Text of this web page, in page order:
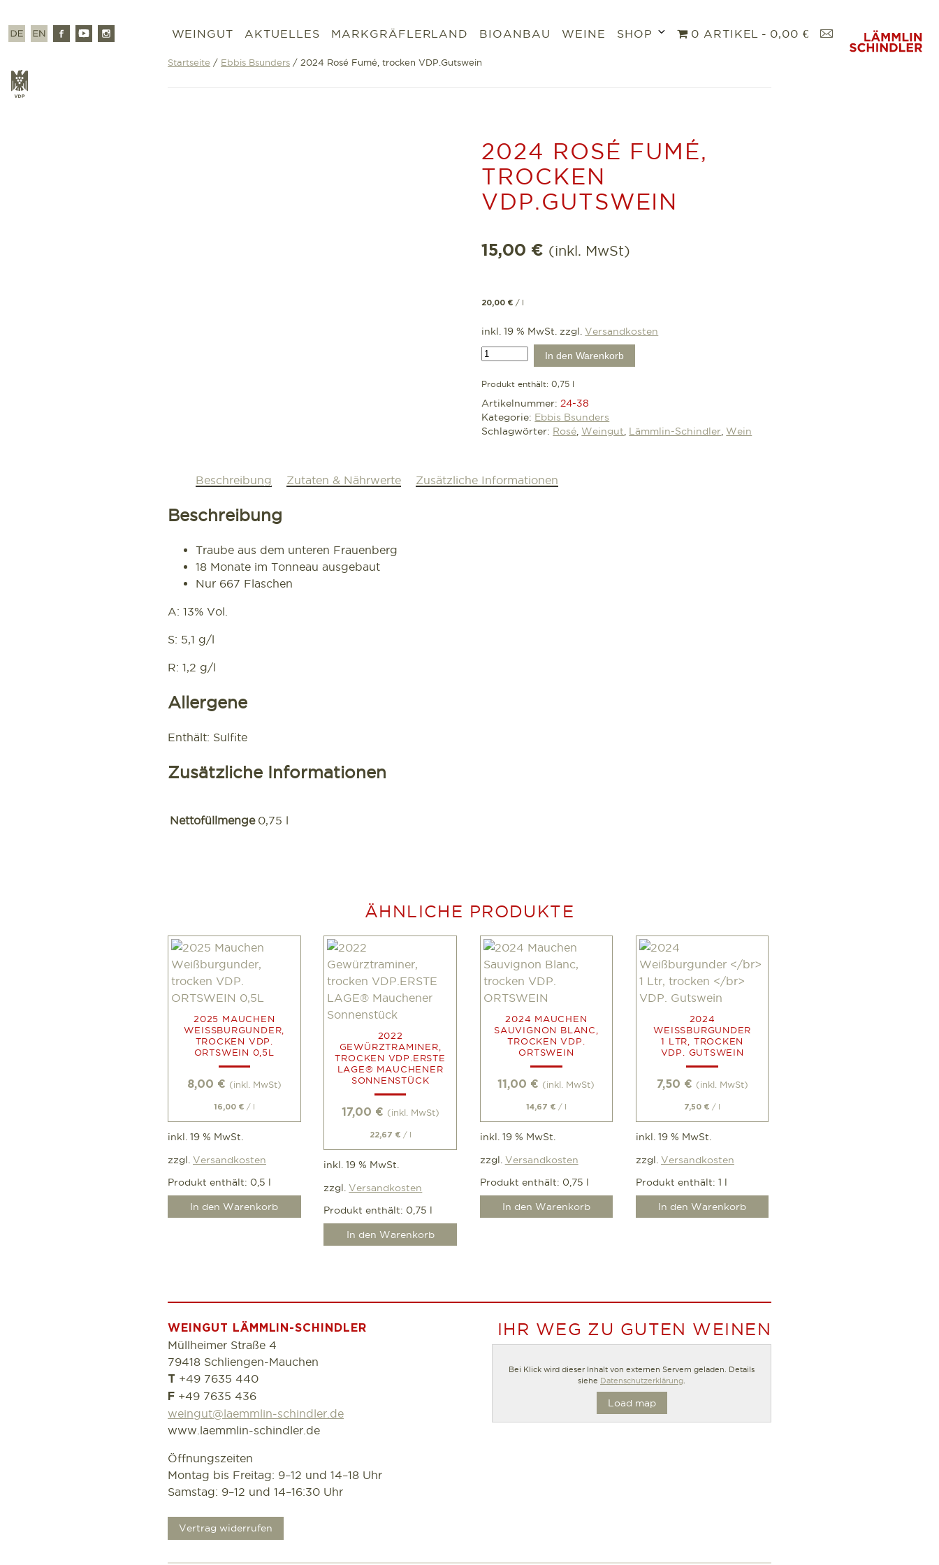
InhaltDeutschEnglischFacebook
Youtube WEINGUT AKTUELLES MARKGRÄFLERLAND BIOANBAU WEINE SHOP
Untermenü
öffnen
0 ARTIKEL 0,00 €
K
Startseite / Ebbis Bsunders / 2024 Rosé Fumé, trocken VDP.Gutswein
2024 ROSÉ FUMÉ,
TROCKEN
VDP.GUTSWEIN
15,00 € (inkl. MwSt)
20,00 € /
inkl. 19 % MwSt. zzgl.Versandkosten
2024
Fumé,
trocken
VDP.Gutswein
Menge
In den Warenkorb
Produkt enthält: 0,75 l
Artikelnummer:24-38
Kategorie: Ebbis Bsunders
Schlagwörter: Rosé,Weingut, Lämmlin-Schindler,Wein
Beschreibung Zutaten & Nährwerte Zusätzliche Informationen
Beschreibung
Traube aus dem unteren Frauenberg
18 Monate im Tonneau ausgebaut
Nur 667 Flaschen
A: 13% Vol.
S: 5,1 g/l
R: 1,2 g/l
Allergene
Enthält: Sulfite
Zusätzliche Informationen
Nettofüllmenge 0,75 l
ÄHNLICHE PRODUKTE
2025 MAUCHEN
WEISSBURGUNDER, T
ROCKEN VDP. O
RTSWEIN 0,5L
8,00 € (inkl. MwSt)
16,00 € / l
inkl. 19 % MwSt.
zzgl. Versandkosten
Produkt enthält: 0,5 l
In den Warenkorb
2022
GEWÜRZTRAMINER,
TROCKEN VDP.ERSTE
LAGE® MAUCHENER
SONNENSTÜCK
17,00 € (inkl. MwSt)
22,67 € / l
inkl. 19 % MwSt.
zzgl.Versandkosten
Produkt enthält: 0,75 l
In den Warenkorb
2024 MAUCHEN
SAUVIGNON BLANC,
TROCKEN VDP.
ORTSWEIN
11,00 € (inkl. MwSt)
14,67 € / l
inkl. 19 % MwSt.
zzgl. Versandkosten
Produkt enthält: 0,75 l
In den Warenkorb
2024
WEISSBURGUNDER
1 LTR, TROCKEN
VDP. GUTSWEIN
7,50 € (inkl. MwSt)
7,50 € / l
inkl. 19 % MwSt.
zzgl. Versandkosten
Produkt enthält: 1 l
In den Warenkorb
WEINGUT LÄMMLIN-SCHINDLER
Müllheimer Straße 4
79418 Schliengen-Mauchen
T +49 7635 440
F +49 7635 436
weingut@laemmlin-schindler.de
www.laemmlin-schindler.de
Öffnungszeiten
Montag bis Freitag: 9–12 und 14–18 Uhr
Samstag: 9–12 und 14–16:30 Uhr
Vertrag widerrufen
IHR WEG ZU GUTEN WEINEN
Bei Klick wird dieser Inhalt von externen Servern geladen. Details
siehe Datenschutzerklärung
Load map